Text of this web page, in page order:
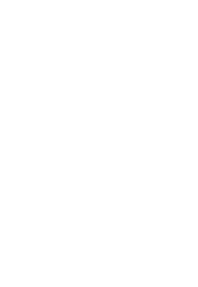
incaltaminte, coafuri, tunsori, desene de